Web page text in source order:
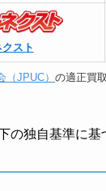
スト
（JPUC） の適正買
の独自基準に基